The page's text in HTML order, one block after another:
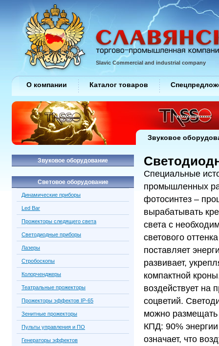
Специальные
промышленных
фотосинтез –
вырабатывать
света с
светового
поставляет
развивает,
компактной
воздействует на
соцветий.
можно размещать
КПД: 90%
означает, что
Звуковое оборудование
Световое оборудование
Динамические приборы
Led Bar
Прожекторы следящего света
Светодиодные приборы
Лазеры
Стробоскопы
Колорченджеры
Театральные прожекторы
Прожекторы эффектов IP-65
Зенитные прожекторы
Пульты управления и ПО
Генераторы эффектов
Slavic Commercial and industrial company
О компании Каталог товаров
Звуковое